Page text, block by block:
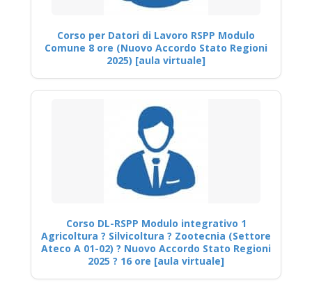
Corso per Datori di Lavoro RSPP Modulo
Comune 8 ore (Nuovo Accordo Stato Regioni
2025) [aula virtuale]
Corso DL-RSPP Modulo integrativo 1
Agricoltura ? Silvicoltura ? Zootecnia (Settore
Ateco A 01-02) ? Nuovo Accordo Stato Regioni
2025 ? 16 ore [aula virtuale]